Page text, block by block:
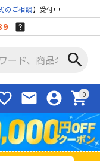
のご相談】受付中
search
mail account_circle shopping_cart